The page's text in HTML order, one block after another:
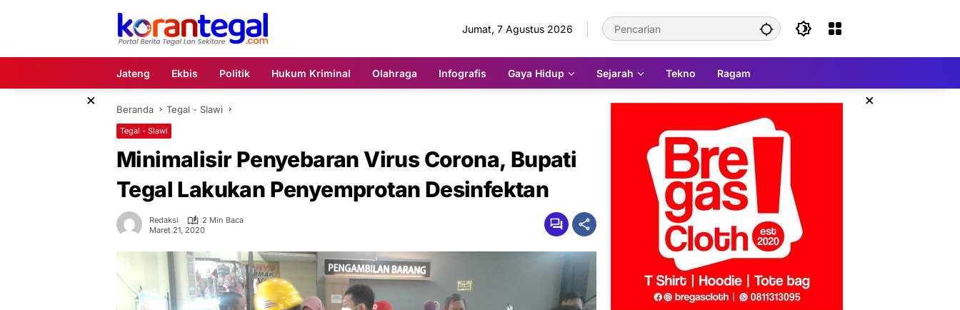
Jumat, 7 Agustus 2026
Jateng Ekbis Politik Hukum Kriminal Olahraga Infografis Gaya Hidup Sejarah Tekno Ragam
× ×
Beranda Tegal - Slawi
Tegal - Slawi
Minimalisir Penyebaran Virus Corona, Bupati
Tegal Lakukan Penyemprotan Desinfektan
Redaksi
2 Min Baca
Maret 21, 2020